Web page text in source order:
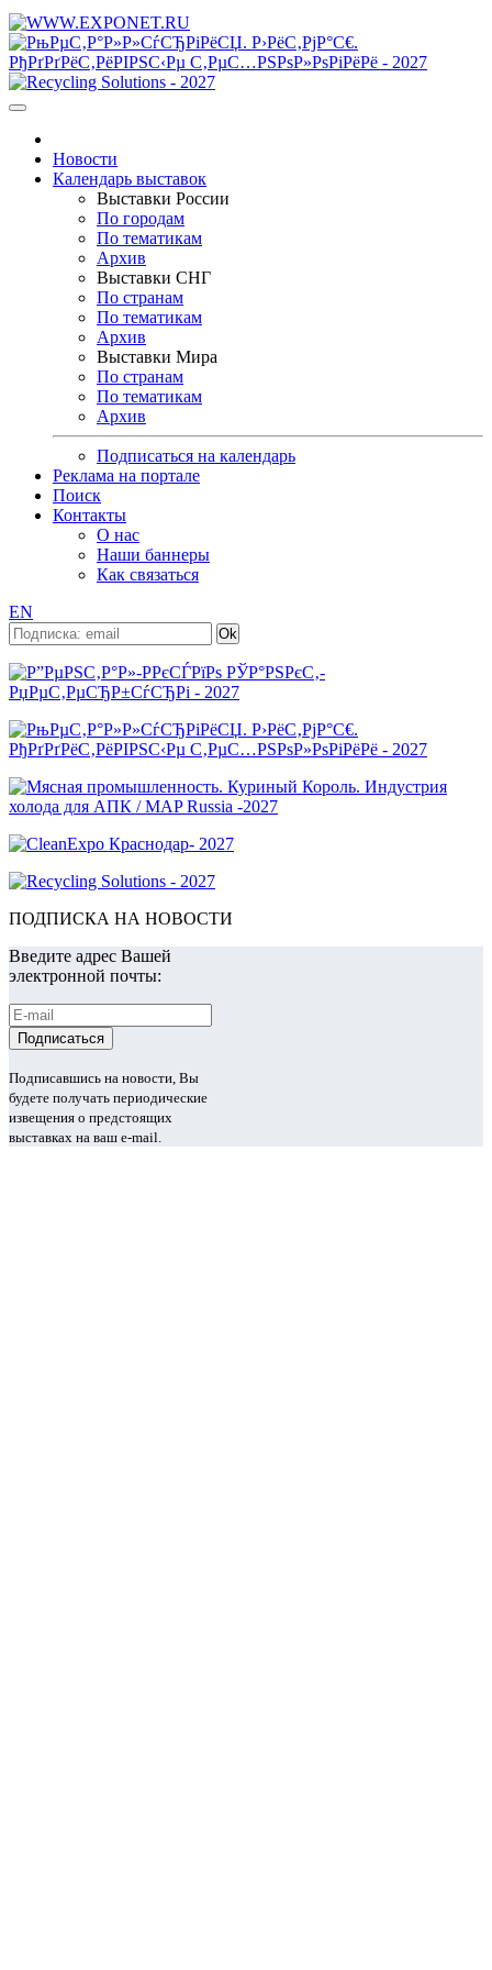
Новости
Календарь выставок
Выставки России
По городам
По тематикам
Архив
Выставки СНГ
По странам
По тематикам
Архив
Выставки Мира
По странам
По тематикам
Архив
Подписаться на календарь
Реклама на портале
Поиск
Контакты
О нас
Наши баннеры
Как связаться
EN
ПОДПИСКА НА НОВОСТИ
Введите адрес Вашей
электронной почты:
Подписавшись на новости, Вы
будете получать периодические
извещения о предстоящих
выставках на ваш e-mail.